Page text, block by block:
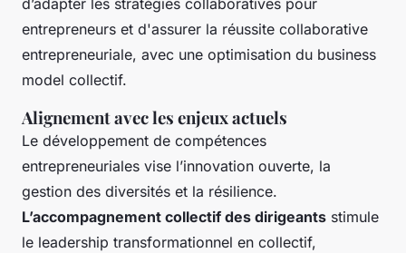
d’adapter les stratégies collaboratives pour
entrepreneurs et d'assurer la réussite collaborative
entrepreneuriale, avec une optimisation du business
model collectif.
Alignement avec les enjeux actuels
Le développement de compétences
entrepreneuriales vise l’innovation ouverte, la
gestion des diversités et la résilience.
L’accompagnement collectif des dirigeants stimule
le leadership transformationnel en collectif,